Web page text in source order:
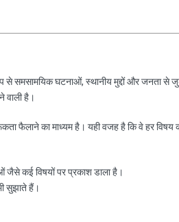
से समसामयिक घटनाओं, स्थानीय मुद्दों और जनता से
वाली है।
फैलाने का माध्यम है। यही वजह है कि वे हर विषय
जैसे कई विषयों पर प्रकाश डाला है।
सुझाते हैं।